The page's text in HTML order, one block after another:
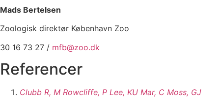
Mads Bertelsen
Zoologisk direktør København Zoo
30 16 73 27 / mfb@zoo.dk
Referencer
Clubb R, M Rowcliffe, P Lee, KU Mar, C Moss, GJ